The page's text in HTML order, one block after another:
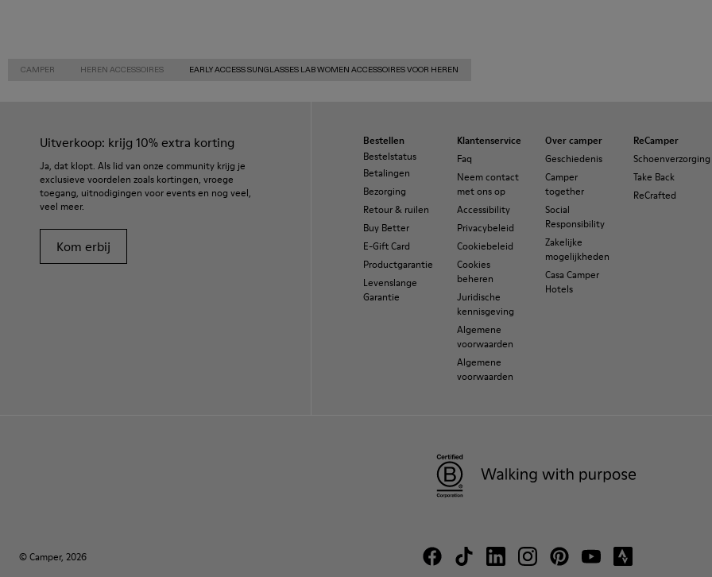
CAMPER HEREN ACCESSOIRES EARLY ACCESS SUNGLASSES LAB WOMEN ACCESSOIRES VOOR HEREN
Uitverkoop: krijg 10% extra korting
Ja, dat klopt. Als lid van onze community krijg je
exclusieve voordelen zoals kortingen, vroege
toegang, uitnodigingen voor events en nog veel,
veel meer.
Kom erbij
Bestellen
Bestelstatus
Betalingen
Bezorging
Retour & ruilen
Buy Better
E-Gift Card
Productgarantie
Levenslange
Garantie
Klantenservice
Faq
Neem contact
met ons op
Accessibility
Privacybeleid
Cookiebeleid
Cookies
beheren
Juridische
kennisgeving
Algemene
voorwaarden
Algemene
voorwaarden
Over camper
Geschiedenis
Camper
together
Social
Responsibility
Zakelijke
mogelijkheden
Casa Camper
Hotels
ReCamper
Schoenverzorging
Take Back
ReCrafted
© Camper, 2026